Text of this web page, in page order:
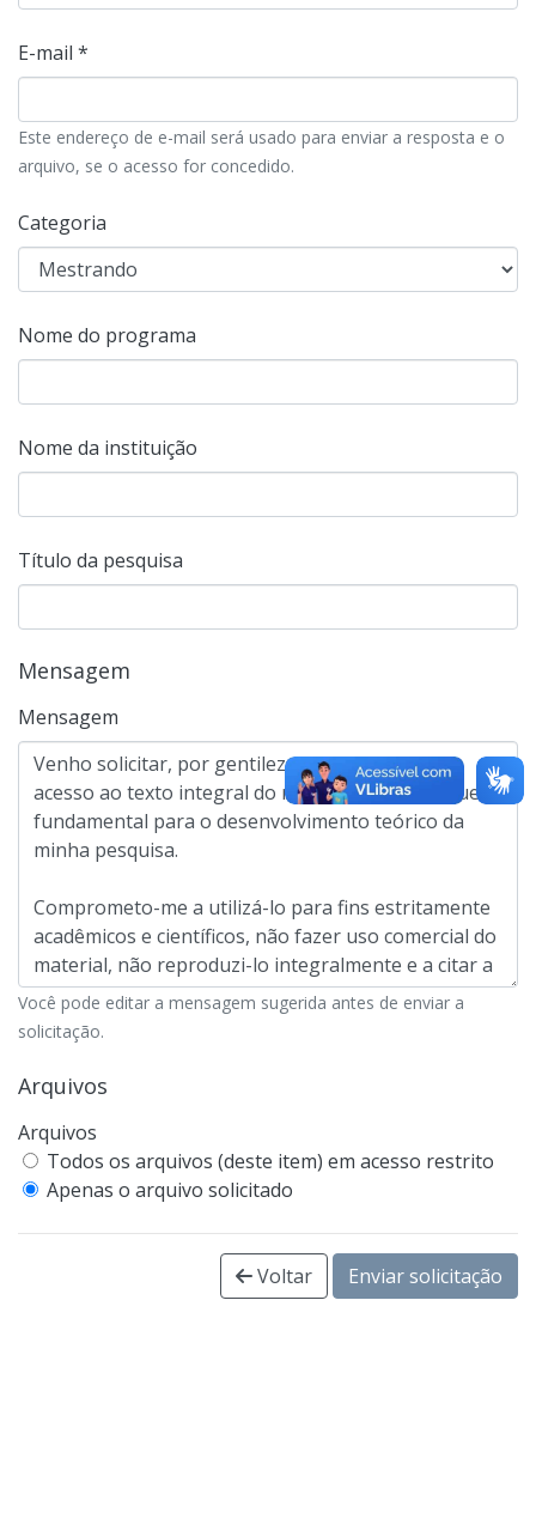
E-mail *
Este endereço de e-mail será usado para enviar a resposta e o
arquivo, se o acesso for concedido.
Categoria
Nome do programa
Nome da instituição
Título da pesquisa
Mensagem
Mensagem
Você pode editar a mensagem sugerida antes de enviar a
solicitação.
Arquivos
Arquivos
Todos os arquivos (deste item) em acesso restrito
Apenas o arquivo solicitado
Voltar Enviar solicitação